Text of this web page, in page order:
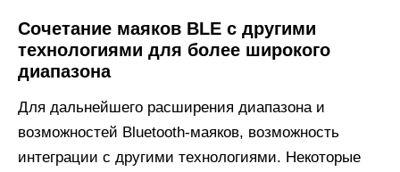
Сочетание маяков BLE с другими
технологиями для более широкого
диапазона
Для дальнейшего расширения диапазона и
возможностей Bluetooth-маяков, возможность
интеграции с другими технологиями. Некоторые